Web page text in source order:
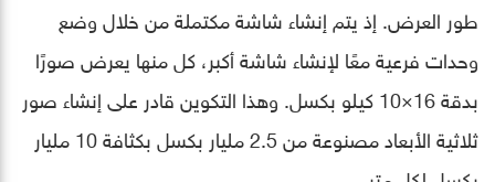
طور العرض. إذ يتم إنشاء شاشة مكتملة من خلال وضع
وحدات فرعية معًا لإنشاء شاشة أكبر، كل منها يعرض صورًا
بدقة 16×10 كيلو بكسل. وهذا التكوين قادر على إنشاء صور
ثلاثية الأبعاد مصنوعة من 2.5 مليار بكسل بكثافة 10 مليار